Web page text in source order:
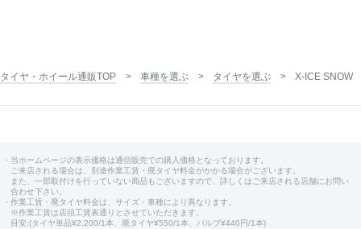
タイヤ・ホイール通販TOP 車種を選ぶ タイヤを選ぶ X-ICE SNOW
・当ホームページの表示価格は通信販売での購入価格となっております。
ご来店される場合は、別途作業工賃・廃タイヤ料金がかかる場合がございます。
また、一部取付けを行っていない商品もございますので、詳しくはご来店される店舗にお問い
合わせ下さい。
・作業工賃・廃タイヤ料金は、サイズ・車種により異なります。
※作業工賃は店頭工賃表通りとさせていただきます。
目安:(タイヤ単品¥2,200/1本、廃タイヤ¥550/1本、バルブ¥440円/1本)